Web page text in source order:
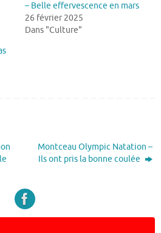
– Belle effervescence en mars
26 février 2025
Dans "Culture"
Montceau Olympic Natation –
Ils ont pris la bonne coulée